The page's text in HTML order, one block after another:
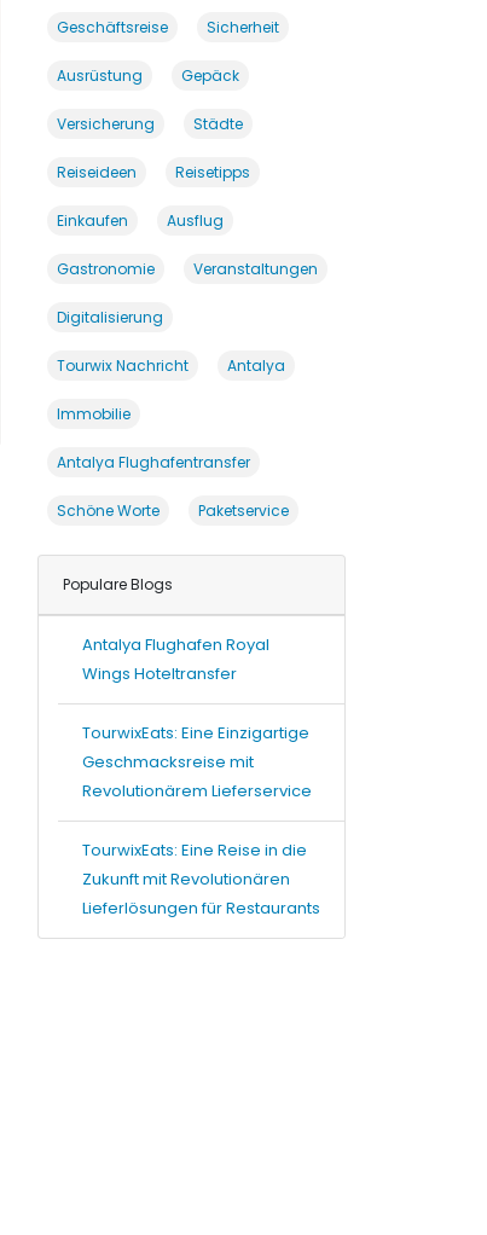
Geschäftsreise Sicherheit
Ausrüstung Gepäck
Versicherung Städte
Reiseideen Reisetipps
Einkaufen Ausflug
Gastronomie Veranstaltungen
Digitalisierung
Tourwix Nachricht Antalya
Immobilie
Antalya Flughafentransfer
Schöne Worte Paketservice
Populare Blogs
Antalya Flughafen Royal
Wings Hoteltransfer
TourwixEats: Eine Einzigartige
Geschmacksreise mit
Revolutionärem Lieferservice
TourwixEats: Eine Reise in die
Zukunft mit Revolutionären
Lieferlösungen für Restaurants